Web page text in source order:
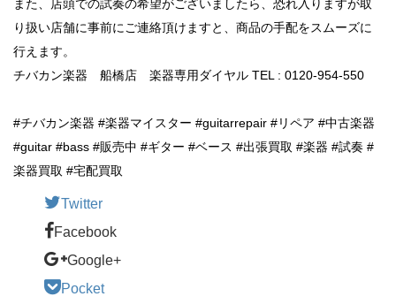
また、店頭での試奏の希望がございましたら、恐れ入りますが取
り扱い店舗に事前にご連絡頂けますと、商品の手配をスムーズに
行えます。
チバカン楽器 船橋店 楽器専用ダイヤル TEL : 0120-954-550
#チバカン楽器 #楽器マイスター #guitarrepair #リペア #中古楽器
#guitar #bass #販売中 #ギター #ベース #出張買取 #楽器 #試奏 #
楽器買取 #宅配買取
Twitter
Facebook
Google+
Pocket